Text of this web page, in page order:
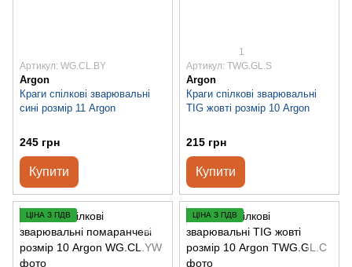
Артикул: WG.CL.BY
Argon
Краги спілкові зварювальні
сині розмір 11 Argon
245 грн
Купити
1
Артикул: TWG.GL.S
Argon
Краги спілкові зварювальні
TIG жовті розмір 10 Argon
215 грн
Купити
ЦІНА З ПДВ ЦІНА З ПДВ